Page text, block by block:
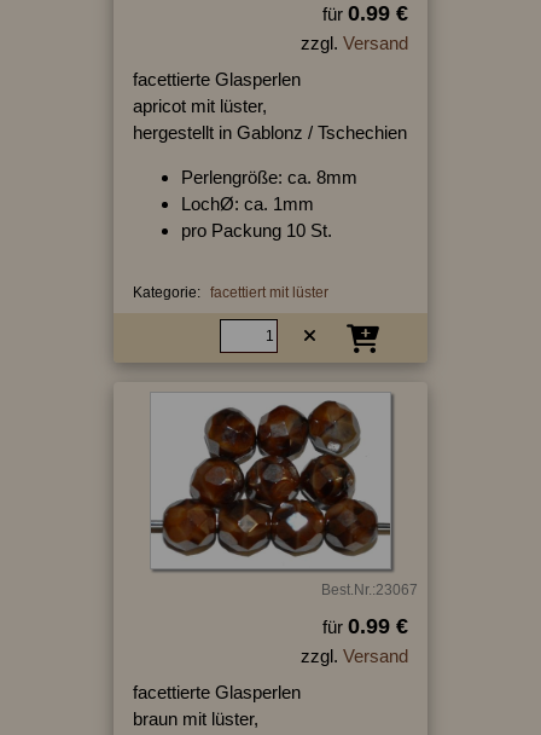
für 0.99 €
zzgl. Versand
facettierte Glasperlen
apricot mit lüster,
hergestellt in Gablonz / Tschechien
Perlengröße: ca. 8mm
LochØ: ca. 1mm
pro Packung 10 St.
Kategorie: facettiert mit lüster
Best.Nr.:23067
für 0.99 €
zzgl. Versand
facettierte Glasperlen
braun mit lüster,